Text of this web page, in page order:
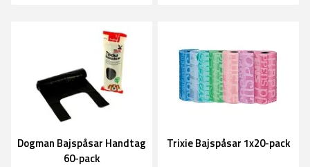
Dogman Bajspåsar Handtag
60-pack
Trixie Bajspåsar 1x20-pack